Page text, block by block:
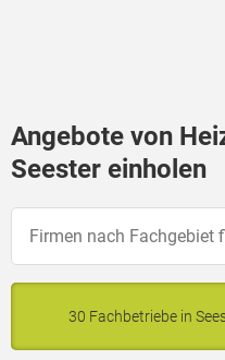
Angebote von
Seester einholen
30 Fachbetriebe in